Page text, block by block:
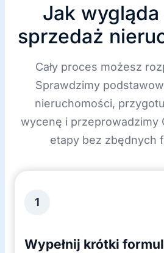
Jak
sprzedaż
Cały proces możesz
Sprawdzimy
nieruchomości,
wycenę i przeprowadzimy
etapy bez zbędnych
1
Wypełnij krótki